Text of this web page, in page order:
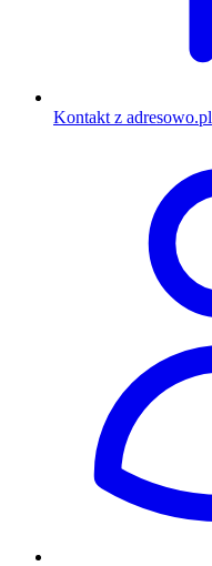
Kontakt z adresowo.pl